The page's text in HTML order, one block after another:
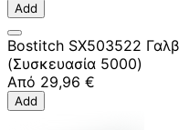
Add
Bostitch SX503522
(Συσκευασία 5000)
Από 29,96 €
Add